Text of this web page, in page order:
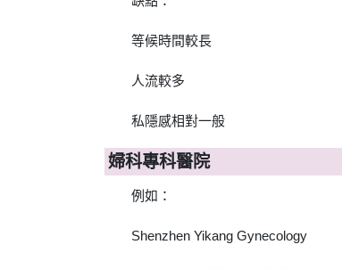
等候時間較長
人流較多
私隱感相對一般
婦科專科醫院
例如：
Shenzhen Yikang Gynecology